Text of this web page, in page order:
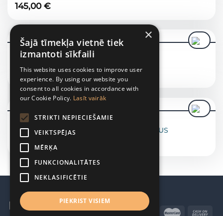
145,00 €
KOMPLEKTĒJOŠĀS DAĻAS
59,00€
KOMPLEKTĒJOŠĀS DAĻAS
Magnētiskais filtrs – Tiemme TM-MAGPLUS
132,00
×
Šajā tīmekļa vietnē tiek
izmantoti sīkfaili
This website uses cookies to improve user
experience. By using our website you
consent to all cookies in accordance with
our Cookie Policy. Lasīt vairāk
STRIKTI NEPIECIEŠAMIE
VEIKTSPĒJAS
MĒRĶA
FUNKCIONALITĀTES
NEKLASIFICĒTIE
PIEKRIST VISIEM